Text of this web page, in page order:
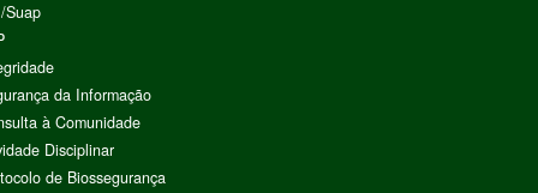
Suap
da Informação
à Comunidade
Disciplinar
de Biossegurança